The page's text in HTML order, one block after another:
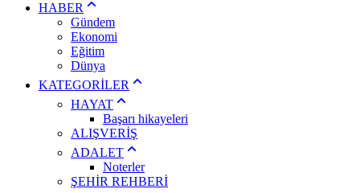
HABER
Gündem
Ekonomi
Eğitim
Dünya
KATEGORİLER
HAYAT
Başarı hikayeleri
ALIŞVERİŞ
ADALET
Noterler
ŞEHİR REHBERİ